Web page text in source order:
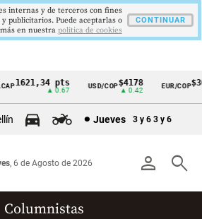
1621,34 pts
▲ 0.67
USD/COP$4178
▲ 0.42
EUR/COP
Jueves 3 y 6 3 y 6
person search
, 6 de Agosto de 2026
Columnistas
internas y de terceros con fines
publicitarios. Puede aceptarlas o
en nuestra politica de cookies
CONTINUAR